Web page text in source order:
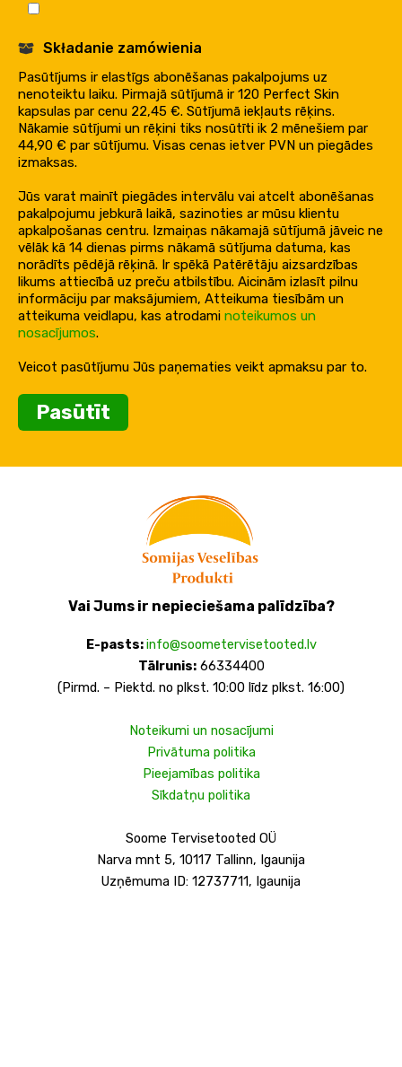
Składanie zamówienia
Pasūtījums ir elastīgs abonēšanas pakalpojums uz
nenoteiktu laiku. Pirmajā sūtījumā ir 120 Perfect Skin
kapsulas par cenu 22,45 €. Sūtījumā iekļauts rēķins.
Nākamie sūtījumi un rēķini tiks nosūtīti ik 2 mēnešiem par
44,90 € par sūtījumu. Visas cenas ietver PVN un piegādes
izmaksas.
Jūs varat mainīt piegādes intervālu vai atcelt abonēšanas
pakalpojumu jebkurā laikā, sazinoties ar mūsu klientu
apkalpošanas centru. Izmaiņas nākamajā sūtījumā jāveic ne
vēlāk kā 14 dienas pirms nākamā sūtījuma datuma, kas
norādīts pēdējā rēķinā. Ir spēkā Patērētāju aizsardzības
likums attiecībā uz preču atbilstību. Aicinām izlasīt pilnu
informāciju par maksājumiem, Atteikuma tiesībām un
atteikuma veidlapu, kas atrodami noteikumos un
nosacījumos.
Veicot pasūtījumu Jūs paņematies veikt apmaksu par to.
Pasūtīt
Vai Jums ir nepieciešama palīdzība?
E-pasts:info@soometervisetooted.lv
Tālrunis:66334400
(Pirmd. – Piektd. no plkst. 10:00 līdz plkst. 16:00)
Noteikumi un nosacījumi
Privātuma politika
Pieejamības politika
Sīkdatņu politika
Soome Tervisetooted OÜ
Narva mnt 5, 10117 Tallinn, Igaunija
Uzņēmuma ID: 12737711, Igaunija